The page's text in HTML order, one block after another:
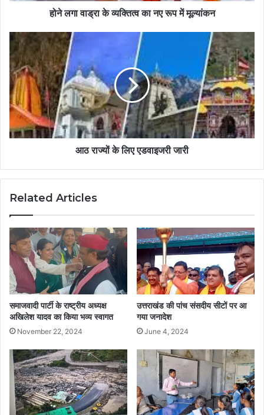
होने लगा वाड्रा के व्यक्तित्व का नए रूप में मूल्यांकन
आठ राज्यों के लिए एडवाइजरी जारी
Related Articles
समाजवादी पार्टी के राष्ट्रीय अध्यक्ष
अखिलेश यादव का किया भव्य स्वागत
November 22, 2024
उत्तराखंड की पांच संसदीय सीटों पर आ
गया जनादेश
June 4, 2024